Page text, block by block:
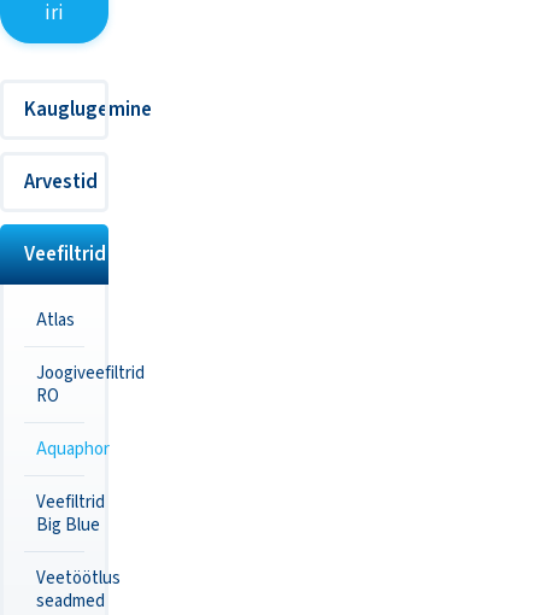
iri
Kauglugemine
Arvestid
Veefiltrid
Atlas
Joogiveefiltrid
RO
Aquaphor
Veefiltrid
Big Blue
Veetöötlus
seadmed